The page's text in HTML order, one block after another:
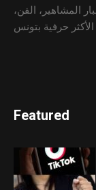
المشاهير، الفن،
الأكثر حرفية بتونس
Featured